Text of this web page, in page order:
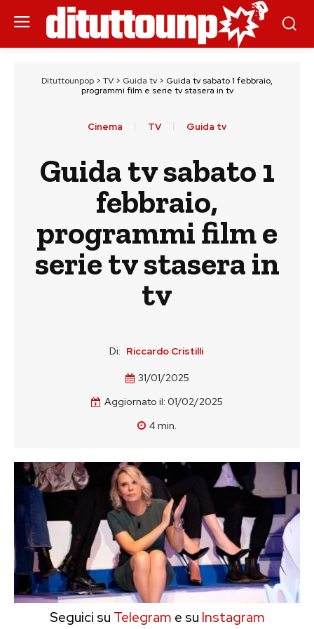
Dituttounpop > TV > Guida tv > Guida tv sabato 1 febbraio,
programmi film e serie tv stasera in tv
Cinema TV Guida tv
Guida tv sabato 1
febbraio,
programmi film e
serie tv stasera in
tv
Di: Riccardo Cristilli
31/01/2025
Aggiornato il: 01/02/2025
4min.
Seguici su Telegram e su Instagram